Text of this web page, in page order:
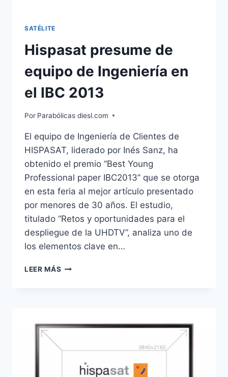
SATÉLITE
Hispasat presume de
equipo de Ingeniería en
el IBC 2013
Por Parabólicas diesl.com
El equipo de Ingeniería de Clientes de
HISPASAT, liderado por Inés Sanz, ha
obtenido el premio “Best Young
Professional paper IBC2013” que se otorga
en esta feria al mejor artículo presentado
por menores de 30 años. El estudio,
titulado “Retos y oportunidades para el
despliegue de la UHDTV”, analiza uno de
los elementos clave en…
LEER MÁS HISPASAT
EN
IBC